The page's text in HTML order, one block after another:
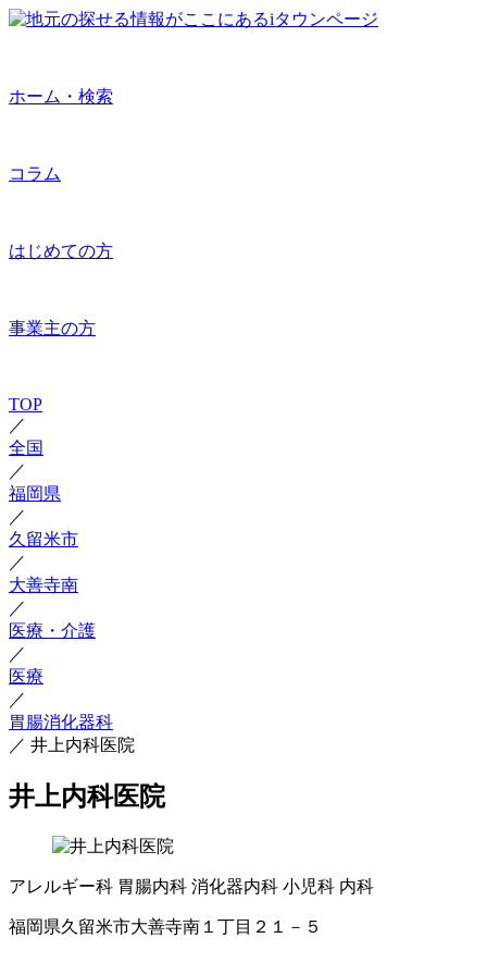
ホーム・検索
コラム
はじめての方
事業主の方
TOP
／
全国
／
福岡県
／
久留米市
／
大善寺南
／
医療・介護
／
医療
／
胃腸消化器科
／ 井上内科医院
井上内科医院
アレルギー科 胃腸内科 消化器内科 小児科 内科
福岡県久留米市大善寺南１丁目２１－５